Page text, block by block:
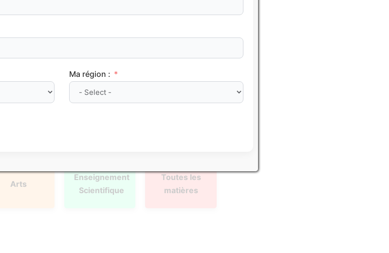
Philosophie
Arts
Enseignement
Scientifique
Toutes les
matières
Ma région :